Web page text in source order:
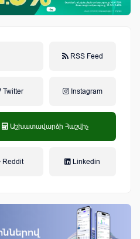
RSS Feed
Twitter Instagram
Աշխատավարձի Հաշվիչ
Reddit Linkedin